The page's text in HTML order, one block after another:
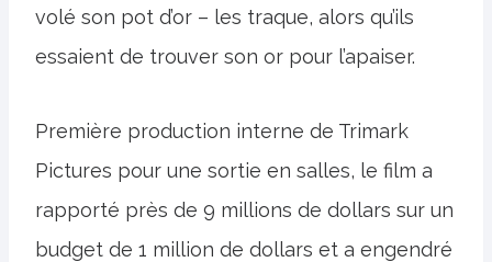
volé son pot d’or – les traque, alors qu’ils
essaient de trouver son or pour l’apaiser.
Première production interne de Trimark
Pictures pour une sortie en salles, le film a
rapporté près de 9 millions de dollars sur un
budget de 1 million de dollars et a engendré